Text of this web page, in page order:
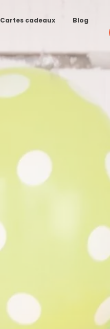
Cartes cadeaux
Blog